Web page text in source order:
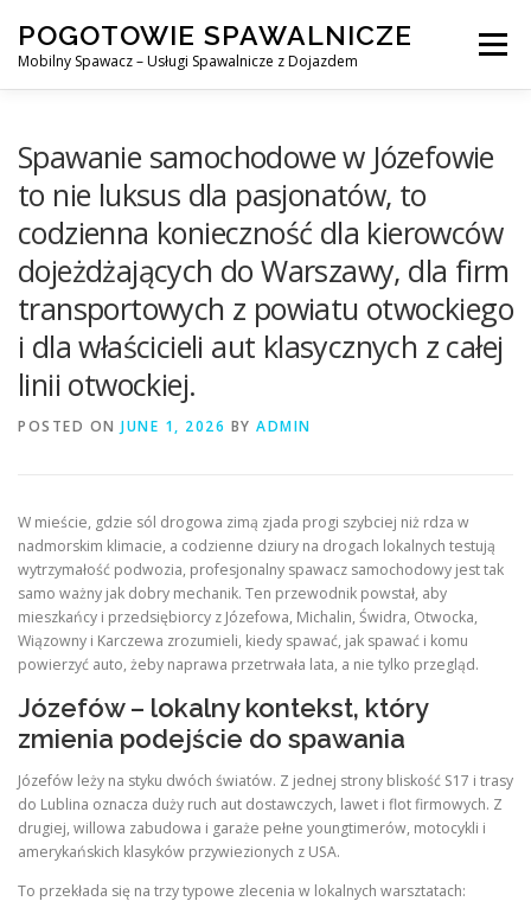
content
POGOTOWIE SPAWALNICZE
Mobilny Spawacz – Usługi Spawalnicze z Dojazdem
Menu
SPAWANIE MIG/MAG (GMAW) NASZE USŁUGI
KONTAKT
Spawanie samochodowe w Józefowie
to nie luksus dla pasjonatów, to
codzienna konieczność dla kierowców
dojeżdżających do Warszawy, dla firm
transportowych z powiatu otwockiego
i dla właścicieli aut klasycznych z całej
linii otwockiej.
POSTED ON JUNE 1, 2026 BY ADMIN
W mieście, gdzie sól drogowa zimą zjada progi szybciej niż rdza w
nadmorskim klimacie, a codzienne dziury na drogach lokalnych testują
wytrzymałość podwozia, profesjonalny spawacz samochodowy jest tak
samo ważny jak dobry mechanik. Ten przewodnik powstał, aby
mieszkańcy i przedsiębiorcy z Józefowa, Michalin, Świdra, Otwocka,
Wiązowny i Karczewa zrozumieli, kiedy spawać, jak spawać i komu
powierzyć auto, żeby naprawa przetrwała lata, a nie tylko przegląd.
Józefów – lokalny kontekst, który
zmienia podejście do spawania
Józefów leży na styku dwóch światów. Z jednej strony bliskość S17 i trasy
do Lublina oznacza duży ruch aut dostawczych, lawet i flot firmowych. Z
drugiej, willowa zabudowa i garaże pełne youngtimerów, motocykli i
amerykańskich klasyków przywiezionych z USA.
To przekłada się na trzy typowe zlecenia w lokalnych warsztatach: